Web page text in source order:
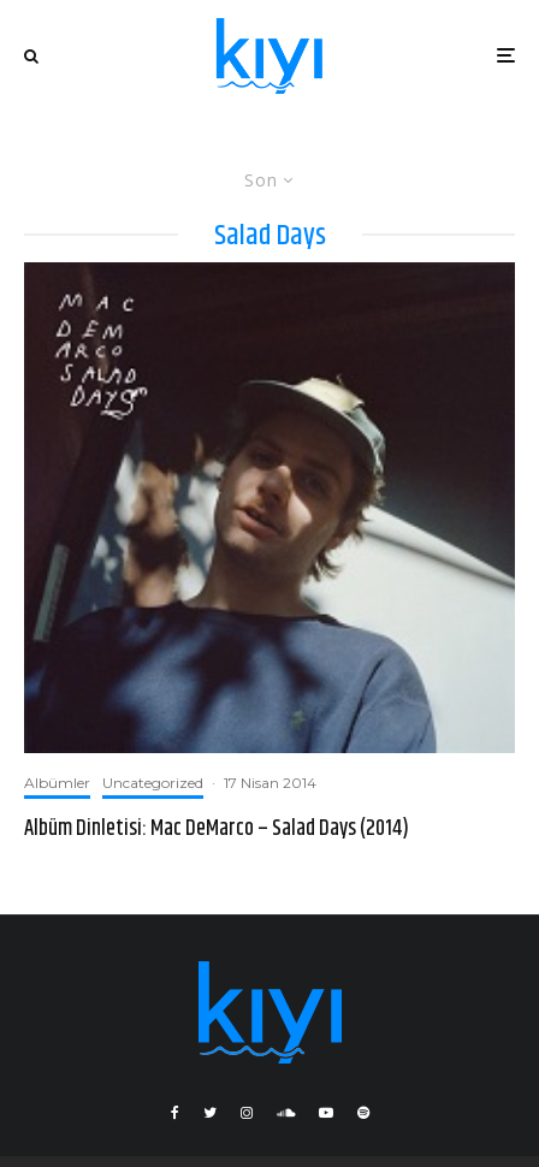
Son
Salad Days
Albümler Uncategorized · 17 Nisan 2014
Albüm Dinletisi: Mac DeMarco – Salad Days (2014)